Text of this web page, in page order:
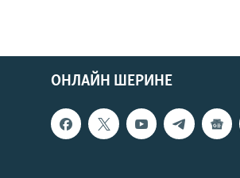
ОНЛАЙН ШЕРИНЕ